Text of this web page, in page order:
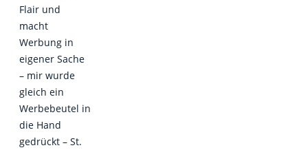
Flair und
macht
Werbung in
eigener Sache
– mir wurde
gleich ein
Werbebeutel in
die Hand
gedrückt – St.